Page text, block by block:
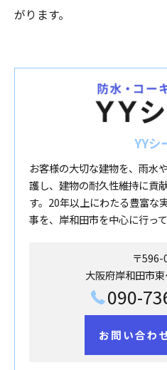
がります。
YYシ
お客様の大切な建物を、雨水
護し、建物の耐久性維持に貢
す。20年以上にわたる豊富な
事を、岸和田市を中心に行って
〒596-
大阪府岸和田市
090-
お問い合わ